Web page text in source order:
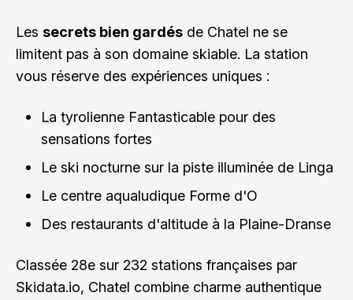
Les secrets bien gardés de Chatel ne se
limitent pas à son domaine skiable. La station
vous réserve des expériences uniques :
La tyrolienne Fantasticable pour des
sensations fortes
Le ski nocturne sur la piste illuminée de Linga
Le centre aqualudique Forme d'O
Des restaurants d'altitude à la Plaine-Dranse
Classée 28e sur 232 stations françaises par
Skidata.io, Chatel combine charme authentique